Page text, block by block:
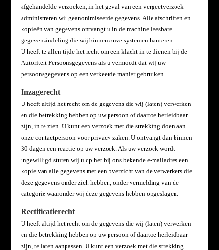
afgehandelde verzoeken, in het geval van een vergeetverzoek
administreren wij geanonimiseerde gegevens. Alle afschriften en
kopieën van gegevens ontvangt u in de machine leesbare
gegevensindeling die wij binnen onze systemen hanteren.
U heeft te allen tijde het recht om een klacht in te dienen bij de
Autoriteit Persoonsgegevens als u vermoedt dat wij uw
persoonsgegevens op een verkeerde manier gebruiken.
Inzagerecht
U heeft altijd het recht om de gegevens die wij (laten) verwerken
en die betrekking hebben op uw persoon of daartoe herleidbaar
zijn, in te zien. U kunt een verzoek met die strekking doen aan
onze contactpersoon voor privacy zaken. U ontvangt dan binnen
30 dagen een reactie op uw verzoek. Als uw verzoek wordt
ingewilligd sturen wij u op het bij ons bekende e-mailadres een
kopie van alle gegevens met een overzicht van de verwerkers die
deze gegevens onder zich hebben, onder vermelding van de
categorie waaronder wij deze gegevens hebben opgeslagen.
Rectificatierecht
U heeft altijd het recht om de gegevens die wij (laten) verwerken
en die betrekking hebben op uw persoon of daartoe herleidbaar
zijn, te laten aanpassen. U kunt een verzoek met die strekking